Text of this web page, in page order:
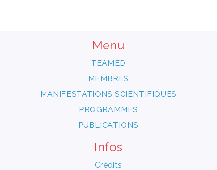
Menu
TEAMED
MEMBRES
MANIFESTATIONS SCIENTIFIQUES
PROGRAMMES
PUBLICATIONS
Infos
Crédits